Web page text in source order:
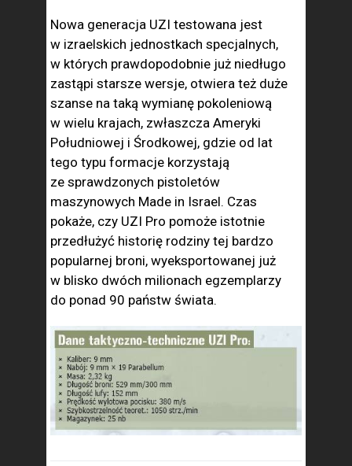
Nowa generacja UZI testowana jest
w izraelskich jednostkach specjalnych,
w których prawdopodobnie już niedługo
zastąpi starsze wersje, otwiera też duże
szanse na taką wymianę pokoleniową
w wielu krajach, zwłaszcza Ameryki
Południowej i Środkowej, gdzie od lat
tego typu formacje korzystają
ze sprawdzonych pistoletów
maszynowych Made in Israel. Czas
pokaże, czy UZI Pro pomoże istotnie
przedłużyć historię rodziny tej bardzo
popularnej broni, wyeksportowanej już
w blisko dwóch milionach egzemplarzy
do ponad 90 państw świata.